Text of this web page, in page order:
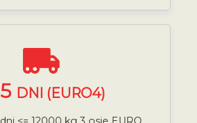
DNI (EURO4)